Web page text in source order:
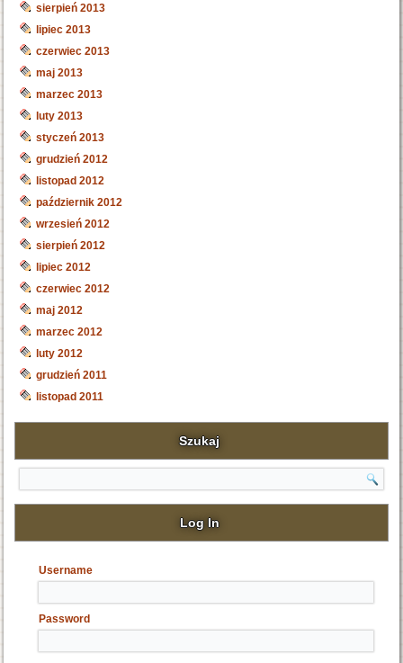
sierpień 2013
lipiec 2013
czerwiec 2013
maj 2013
marzec 2013
luty 2013
styczeń 2013
grudzień 2012
listopad 2012
październik 2012
wrzesień 2012
sierpień 2012
lipiec 2012
czerwiec 2012
maj 2012
marzec 2012
luty 2012
grudzień 2011
listopad 2011
Szukaj
Search
Log In
Username
Password